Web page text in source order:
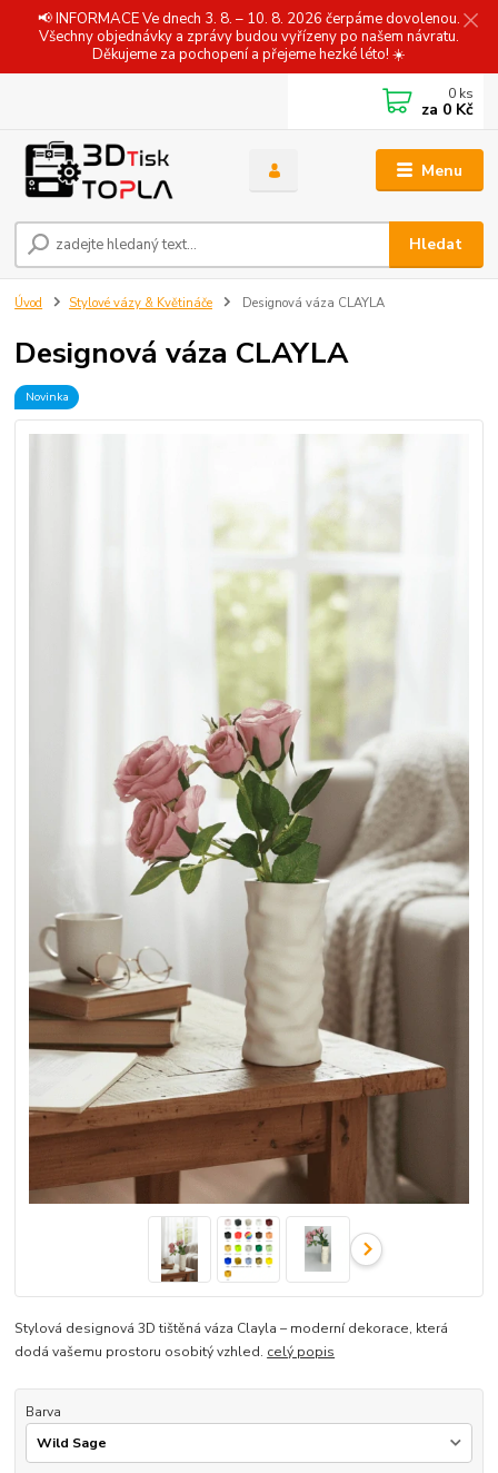
📢 INFORMACE Ve dnech 3. 8. – 10. 8. 2026 čerpáme dovolenou.
Všechny objednávky a zprávy budou vyřízeny po našem návratu.
Děkujeme za pochopení a přejeme hezké léto! ☀️
Menu
Hledat
0 ks
za 0 Kč
Úvod Stylové vázy & Květináče Designová váza CLAYLA
Designová váza CLAYLA
Novinka
Stylová designová 3D tištěná váza Clayla – moderní dekorace, která
dodá vašemu prostoru osobitý vzhled. celý popis
Barva